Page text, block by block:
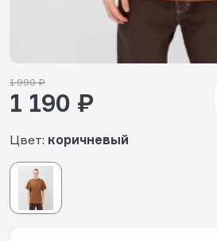
Цвет: коричневый
1 990 ₽
1 190 ₽